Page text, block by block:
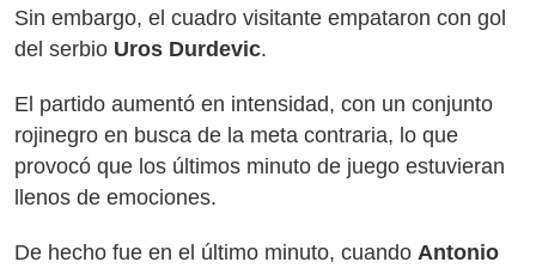
Sin embargo, el cuadro visitante empataron con gol
del serbio Uros Durdevic.
El partido aumentó en intensidad, con un conjunto
rojinegro en busca de la meta contraria, lo que
provocó que los últimos minuto de juego estuvieran
llenos de emociones.
De hecho fue en el último minuto, cuando Antonio